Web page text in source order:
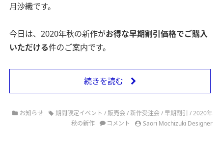
月沙織です。
今日は、2020年秋の新作がお得な早期割引価格でご購入
いただける件のご案内です。
続きを読む
お知らせ 期間限定イベント / 販売会/新作受注会/早期割引 /2020年
秋の新作
コメント Saori Mochizuki Designer